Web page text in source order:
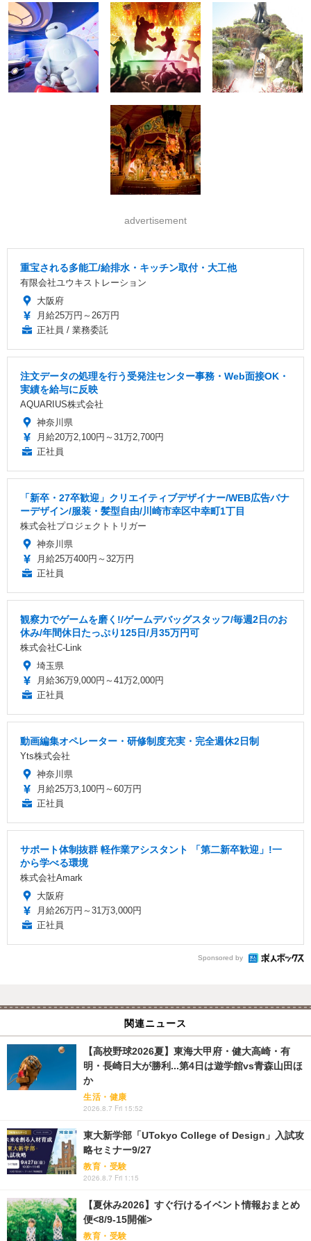
advertisement
重宝される多能工/給排水・キッチン取付・大工他
有限会社ユウキストレーション
大阪府
月給25万円～26万円
正社員 / 業務委託
注文データの処理を行う受発注センター事務・Web面接OK・
実績を給与に反映
AQUARIUS株式会社
神奈川県
月給20万2,100円～31万2,700円
正社員
「新卒・27卒歓迎」クリエイティブデザイナー/WEB広告バナ
ーデザイン/服装・髪型自由/川崎市幸区中幸町1丁目
株式会社プロジェクトトリガー
神奈川県
月給25万400円～32万円
正社員
観察力でゲームを磨く!/ゲームデバッグスタッフ/毎週2日のお
休み/年間休日たっぷり125日/月35万円可
株式会社C-Link
埼玉県
月給36万9,000円～41万2,000円
正社員
動画編集オペレーター・研修制度充実・完全週休2日制
Yts株式会社
神奈川県
月給25万3,100円～60万円
正社員
サポート体制抜群 軽作業アシスタント 「第二新卒歓迎」!一
から学べる環境
株式会社Amark
大阪府
月給26万円～31万3,000円
正社員
Sponsored by
関連ニュース
【高校野球2026夏】東海大甲府・健大高崎・有
明・長崎日大が勝利...第4日は遊学館vs青森山田ほ
か
生活・健康
2026.8.7 Fri 15:52
東大新学部「UTokyo College of Design」入試攻
略セミナー9/27
教育・受験
2026.8.7 Fri 1:15
【夏休み2026】すぐ行けるイベント情報おまとめ
便<8/9-15開催>
教育・受験